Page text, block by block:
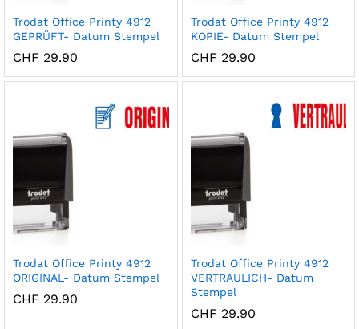
Trodat Office Printy 4912
GEPRÜFT- Datum Stempel
CHF 29.90
Trodat Office Printy 4912
KOPIE- Datum Stempel
CHF 29.90
Trodat Office Printy 4912
ORIGINAL- Datum Stempel
CHF 29.90
Trodat Office Printy 4912
VERTRAULICH- Datum
Stempel
CHF 29.90